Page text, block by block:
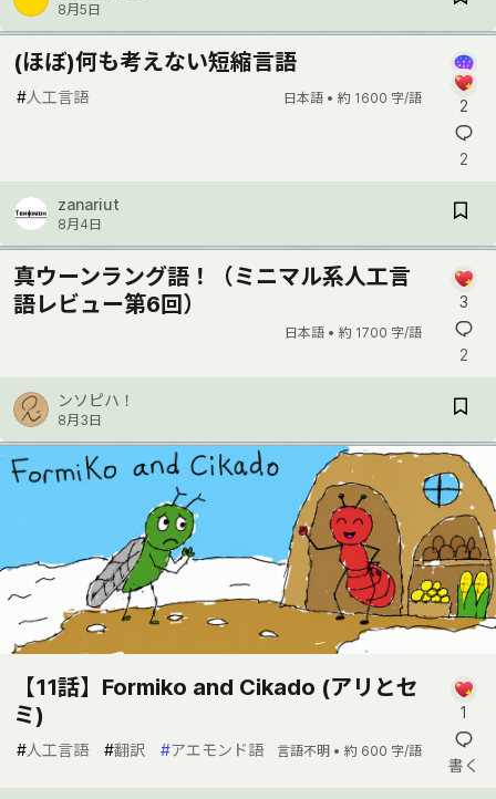
8月5日
(ほぼ)何も考えない短縮言語
#人工言語 日本語 • 約 1600 字/語 2
2
zanariut
8月4日
真ウーンラング語！（ミニマル系人工言
語レビュー第6回）
日本語 • 約 1700 字/語
3
2
ンソピハ！
8月3日
【11話】Formiko and Cikado (アリとセ
ミ)
#人工言語 #翻訳 #アエモンド語 言語不明 • 約 600 字/語
1
書く